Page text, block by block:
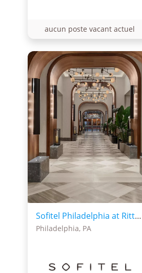
aucun poste vacant actuel
Sofitel Philadelphia at Rittenhouse Square
Philadelphia, PA